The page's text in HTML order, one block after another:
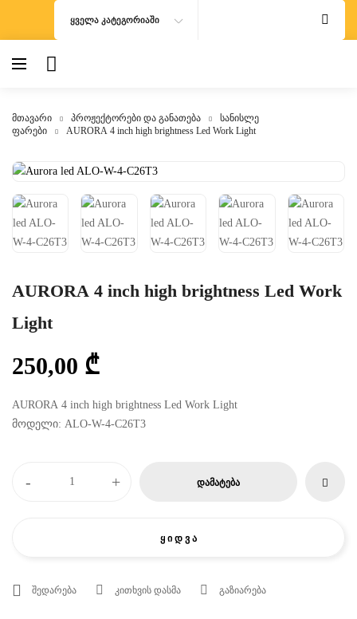
ᲧᲕᲔᲚᲐ ᲙᲐᲢᲔᲒᲝᲠᲘᲐᲨᲘ
მთავარი პროჟექტორები და განათება
სანისლე
ფარები
AURORA 4 inch high brightness Led Work Light
AURORA 4 inch high brightness Led Work
Light
250,00 ₾
AURORA 4 inch high brightness Led Work Light
მოდელი: ALO-W-4-C26T3
- + ᲓᲐᲛᲐᲢᲔᲑᲐ
Ყ Ი Დ Ვ Ა
შედარება კითხვის დასმა გაზიარება